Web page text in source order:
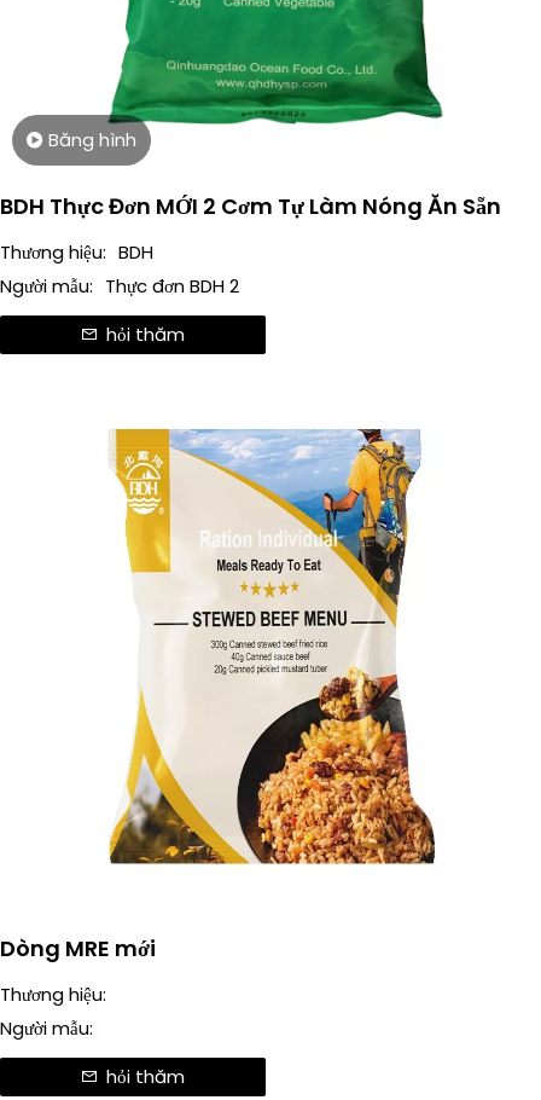
Băng hình
BDH Thực Đơn MỚI 2 Cơm Tự Làm Nóng Ăn Sẵn
Thương hiệu: BDH
Người mẫu: Thực đơn BDH 2
hỏi thăm
Dòng MRE mới
Thương hiệu:
Người mẫu:
hỏi thăm